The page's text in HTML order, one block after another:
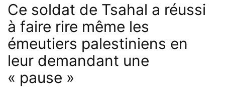
Ce soldat de Tsahal a réussi
à faire rire même les
émeutiers palestiniens en
leur demandant une
« pause »